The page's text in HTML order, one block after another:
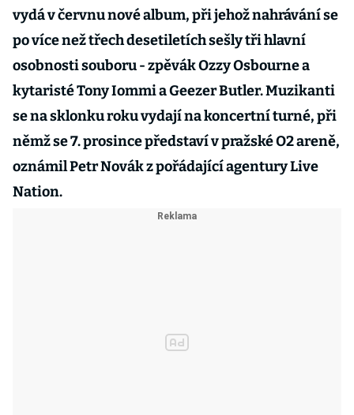
vydá v červnu nové album, při jehož nahrávání se
po více než třech desetiletích sešly tři hlavní
osobnosti souboru - zpěvák Ozzy Osbourne a
kytaristé Tony Iommi a Geezer Butler. Muzikanti
se na sklonku roku vydají na koncertní turné, při
němž se 7. prosince představí v pražské O2 areně,
oznámil Petr Novák z pořádající agentury Live
Nation.